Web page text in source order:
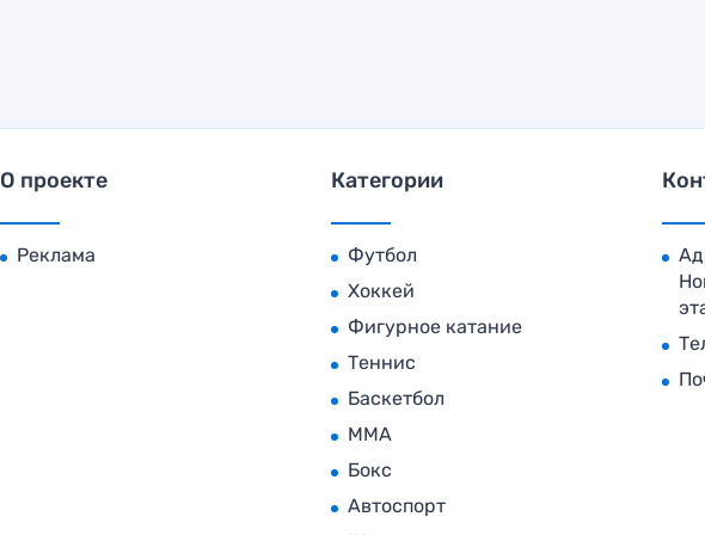
О проекте
Реклама
Категории
Футбол
Хоккей
Фигурное катание
Теннис
Баскетбол
MMA
Бокс
Автоспорт